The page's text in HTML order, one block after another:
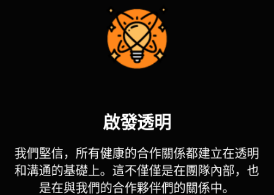
啟發透明
我們堅信，所有健康的合作關係都建立在透明
和溝通的基礎上。這不僅僅是在團隊內部，也
是在與我們的合作夥伴們的關係中。